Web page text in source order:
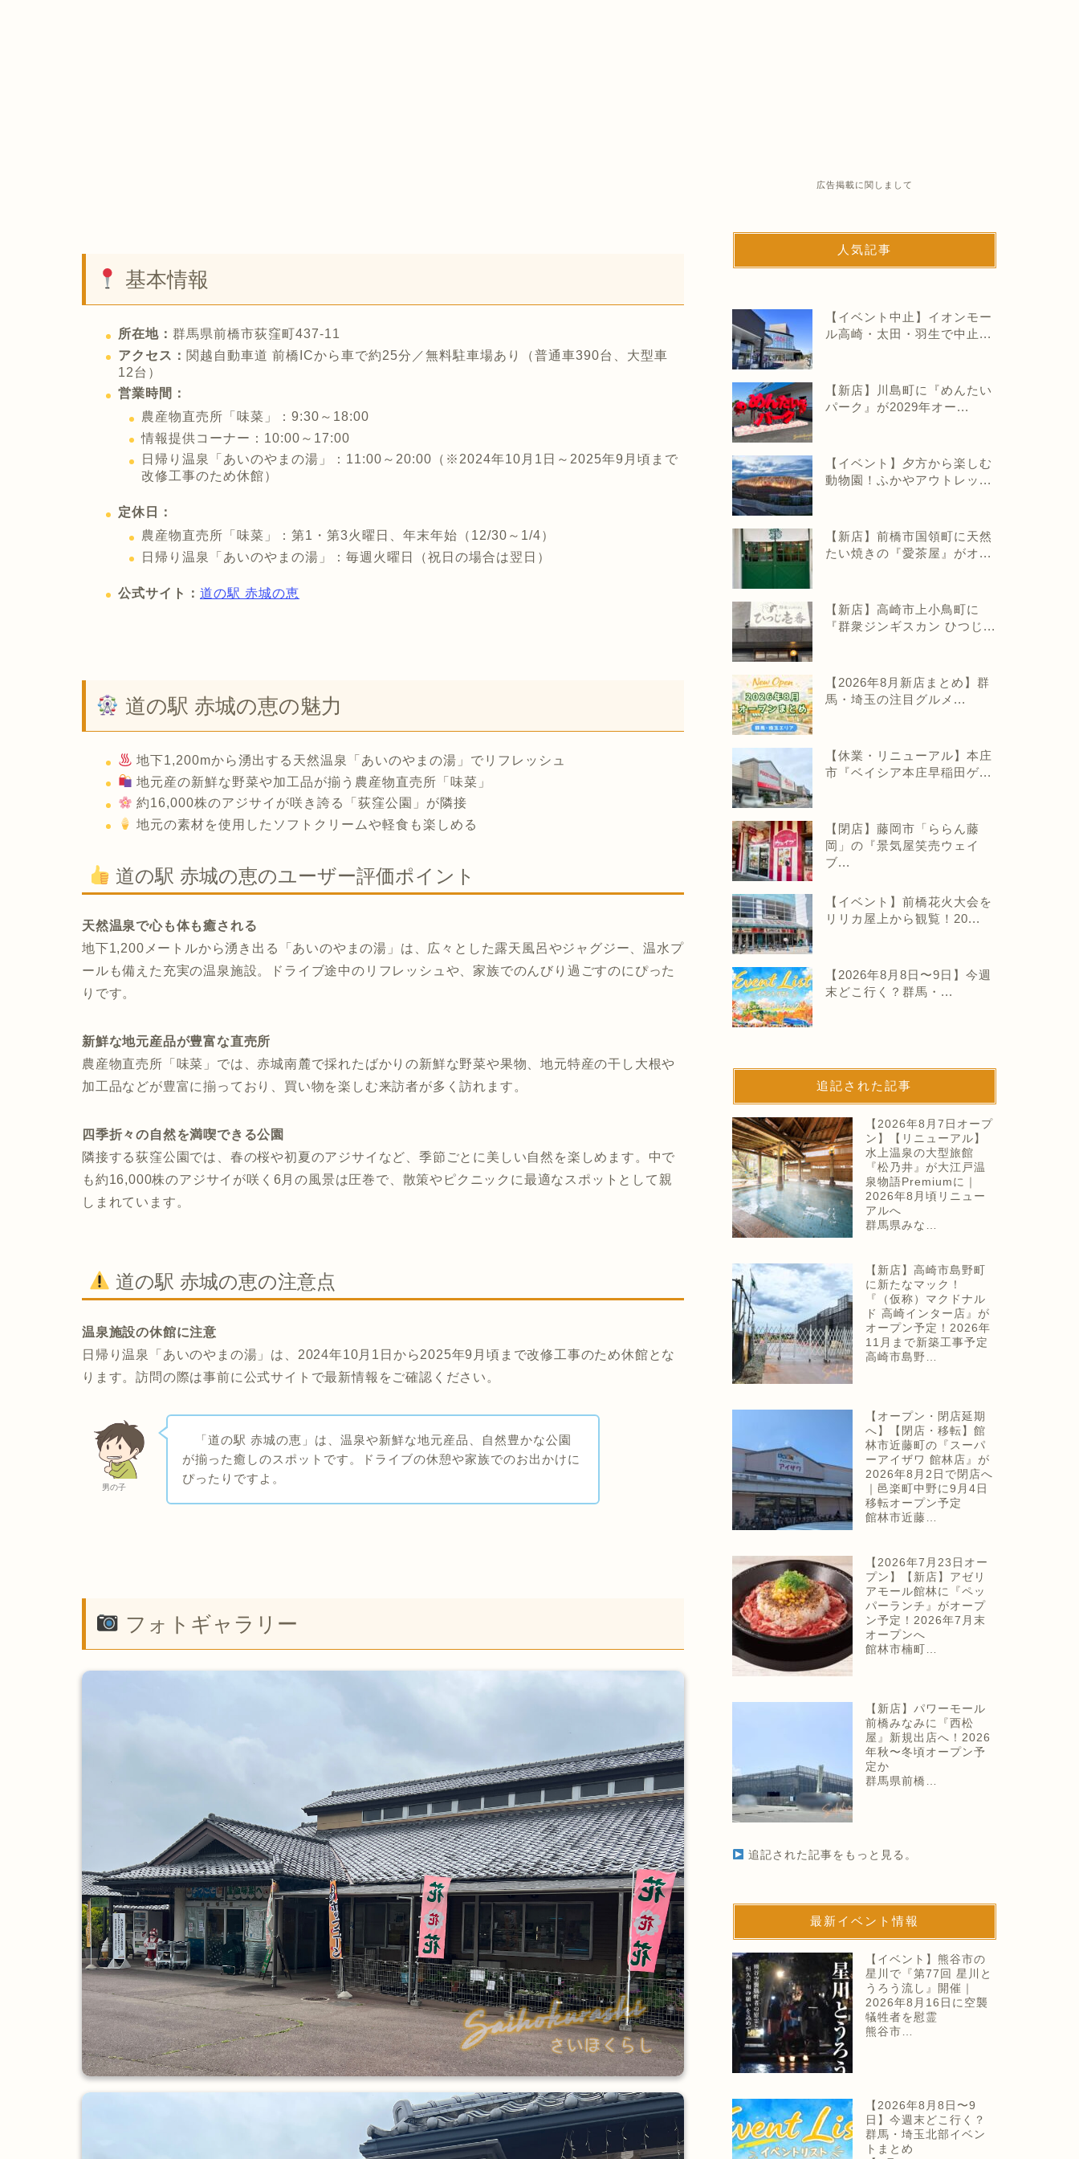
基本情報
所在地： 群馬県前橋市荻窪町437-11
アクセス： 関越自動車道 前橋ICから車で約25分／無料駐車場あり（普通車390台、大型車
12台）
営業時間：
農産物直売所「味菜」：9:30～18:00
情報提供コーナー：10:00～17:00
日帰り温泉「あいのやまの湯」：11:00～20:00（※2024年10月1日～2025年9月頃まで
改修工事のため休館）
定休日：
農産物直売所「味菜」：第1・第3火曜日、年末年始（12/30～1/4）
日帰り温泉「あいのやまの湯」：毎週火曜日（祝日の場合は翌日）
公式サイト： 道の駅 赤城の恵
道の駅 赤城の恵の魅力
地下1,200mから湧出する天然温泉「あいのやまの湯」でリフレッシュ
地元産の新鮮な野菜や加工品が揃う農産物直売所「味菜」
約16,000株のアジサイが咲き誇る「荻窪公園」が隣接
地元の素材を使用したソフトクリームや軽食も楽しめる
道の駅 赤城の恵のユーザー評価ポイント
天然温泉で心も体も癒される
地下1,200メートルから湧き出る「あいのやまの湯」は、広々とした露天風呂やジャグジー、温水プ
ールも備えた充実の温泉施設。ドライブ途中のリフレッシュや、家族でのんびり過ごすのにぴった
りです。
新鮮な地元産品が豊富な直売所
農産物直売所「味菜」では、赤城南麓で採れたばかりの新鮮な野菜や果物、地元特産の干し大根や
加工品などが豊富に揃っており、買い物を楽しむ来訪者が多く訪れます。
四季折々の自然を満喫できる公園
隣接する荻窪公園では、春の桜や初夏のアジサイなど、季節ごとに美しい自然を楽しめます。中で
も約16,000株のアジサイが咲く6月の風景は圧巻で、散策やピクニックに最適なスポットとして親
しまれています。
道の駅 赤城の恵の注意点
温泉施設の休館に注意
日帰り温泉「あいのやまの湯」は、2024年10月1日から2025年9月頃まで改修工事のため休館とな
ります。訪問の際は事前に公式サイトで最新情報をご確認ください。
男の子
「道の駅 赤城の恵」は、温泉や新鮮な地元産品、自然豊かな公園
が揃った癒しのスポットです。ドライブの休憩や家族でのお出かけに
ぴったりですよ。
フォトギャラリー
広告掲載に関しまして
人気記事
【イベント中止】イオンモー
ル高崎・太田・羽生で中止...
【新店】川島町に『めんたい
パーク』が2029年オー...
【イベント】夕方から楽しむ
動物園！ふかやアウトレッ...
【新店】前橋市国領町に天然
たい焼きの『愛茶屋』がオ...
【新店】高崎市上小鳥町に
『群衆ジンギスカン ひつじ...
【2026年8月新店まとめ】群
馬・埼玉の注目グルメ...
【休業・リニューアル】本庄
市『ベイシア本庄早稲田ゲ...
【閉店】藤岡市「ららん藤
岡」の『景気屋笑売ウェイ
ブ...
【イベント】前橋花火大会を
リリカ屋上から観覧！20...
【2026年8月8日〜9日】今週
末どこ行く？群馬・...
追記された記事
【2026年8月7日オープ
ン】【リニューアル】
水上温泉の大型旅館
『松乃井』が大江戸温
泉物語Premiumに｜
2026年8月頃リニュー
アルへ
群馬県みな…
【新店】高崎市島野町
に新たなマック！
『（仮称）マクドナル
ド 高崎インター店』が
オープン予定！2026年
11月まで新築工事予定
高崎市島野…
【オープン・閉店延期
へ】【閉店・移転】館
林市近藤町の『スーパ
ーアイザワ 館林店』が
2026年8月2日で閉店へ
｜邑楽町中野に9月4日
移転オープン予定
館林市近藤…
【2026年7月23日オー
プン】【新店】アゼリ
アモール館林に『ペッ
パーランチ』がオープ
ン予定！2026年7月末
オープンへ
館林市楠町…
【新店】パワーモール
前橋みなみに『西松
屋』新規出店へ！2026
年秋〜冬頃オープン予
定か
群馬県前橋…
追記された記事をもっと見る。
最新イベント情報
【イベント】熊谷市の
星川で『第77回 星川と
うろう流し』開催｜
2026年8月16日に空襲
犠牲者を慰霊
熊谷市…
【2026年8月8日〜9
日】今週末どこ行く？
群馬・埼玉北部イベン
トまとめ